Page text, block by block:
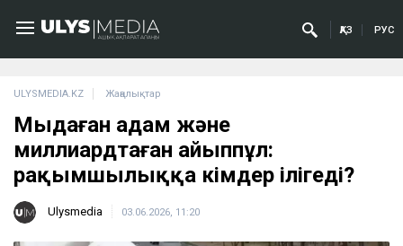
ҚАЗ РУС
ULYSMEDIA.KZ Жаңалықтар
Мыңдаған адам және
миллиардтаған айыппұл:
рақымшылыққа кімдер ілігеді?
Ulysmedia 03.06.2026, 11:20